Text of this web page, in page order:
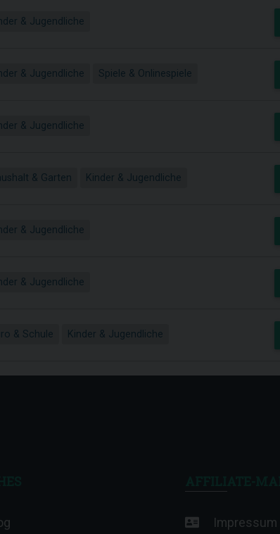
& Jugendliche
& Jugendliche Spiele & Onlinespiele
& Jugendliche
& Garten Kinder & Jugendliche
& Jugendliche
& Jugendliche
& Schule Kinder & Jugendliche
Impressum